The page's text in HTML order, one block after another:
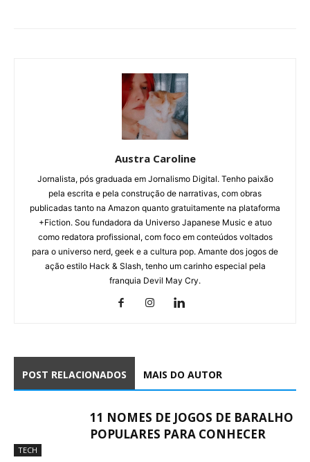
Austra Caroline
Jornalista, pós graduada em Jornalismo Digital. Tenho paixão
pela escrita e pela construção de narrativas, com obras
publicadas tanto na Amazon quanto gratuitamente na plataforma
+Fiction. Sou fundadora da Universo Japanese Music e atuo
como redatora profissional, com foco em conteúdos voltados
para o universo nerd, geek e a cultura pop. Amante dos jogos de
ação estilo Hack & Slash, tenho um carinho especial pela
franquia Devil May Cry.
POST RELACIONADOS MAIS DO AUTOR
TECH
11 NOMES DE JOGOS DE BARALHO
POPULARES PARA CONHECER